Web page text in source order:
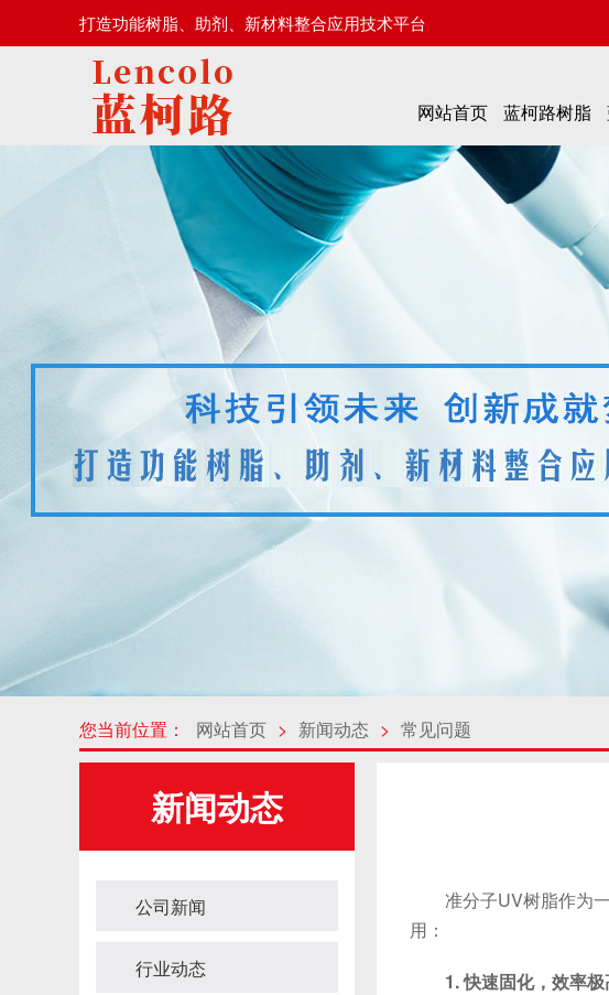
打造功能树脂、助剂、新材料整合应用技术平台
网站首页 蓝柯路树脂
您当前位置： 网站首页 > 新闻动态 > 常见问题
新闻动态
公司新闻
行业动态
准分子UV树脂作为一
用：
1. 快速固化，效率